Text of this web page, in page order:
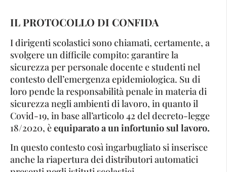
IL PROTOCOLLO DI CONFIDA
I dirigenti scolastici sono chiamati, certamente, a
svolgere un difficile compito: garantire la
sicurezza per personale docente e studenti nel
contesto dell’emergenza epidemiologica. Su di
loro pende la responsabilità penale in materia di
sicurezza negli ambienti di lavoro, in quanto il
Covid-19, in base all’articolo 42 del decreto-legge
18/2020, èequiparato a un infortunio sul lavoro.
In questo contesto così ingarbugliato si inserisce
anche la riapertura dei distributori automatici